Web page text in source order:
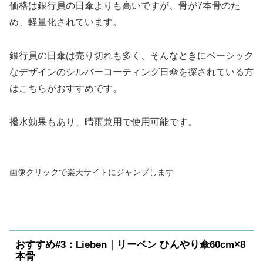
価格は銀行員の日傘よりも高いですが、骨が7本骨のた
め、軽量化されています。
銀行員の日傘は売り切れも多く、そんなときにベーシック
なデザインのシルバーコーティング日傘を探されている方
はこちらがおすすめです。
撥水効果もあり、晴雨兼用で使用可能です。
画像クリックで楽天サイトにジャンプします
おすすめ#3：Lieben｜リーベン ひんやり傘60cm×8
本骨